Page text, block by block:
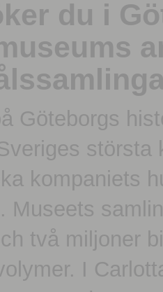
du i
Göteborgs
största
kompaniets
Museets
två miljoner
I